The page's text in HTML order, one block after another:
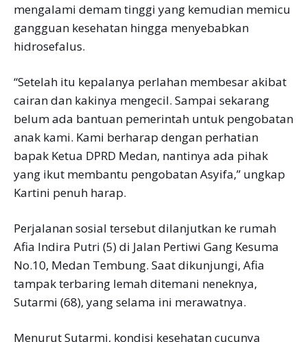
mengalami demam tinggi yang kemudian memicu
gangguan kesehatan hingga menyebabkan
hidrosefalus.
“Setelah itu kepalanya perlahan membesar akibat
cairan dan kakinya mengecil. Sampai sekarang
belum ada bantuan pemerintah untuk pengobatan
anak kami. Kami berharap dengan perhatian
bapak Ketua DPRD Medan, nantinya ada pihak
yang ikut membantu pengobatan Asyifa,” ungkap
Kartini penuh harap.
Perjalanan sosial tersebut dilanjutkan ke rumah
Afia Indira Putri (5) di Jalan Pertiwi Gang Kesuma
No.10, Medan Tembung. Saat dikunjungi, Afia
tampak terbaring lemah ditemani neneknya,
Sutarmi (68), yang selama ini merawatnya.
Menurut Sutarmi, kondisi kesehatan cucunya